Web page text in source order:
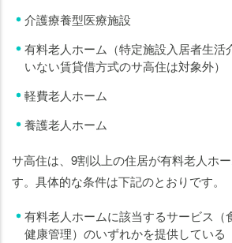
介護療養型医療施設
有料老人ホーム（特定施設入居者生活
いない賃貸借方式のサ高住は対象外）
軽費老人ホーム
養護老人ホーム
サ高住は、9割以上の住居が有料老人ホ
す。具体的な条件は下記のとおりです。
有料老人ホームに該当するサービス（
健康管理）のいずれかを提供している